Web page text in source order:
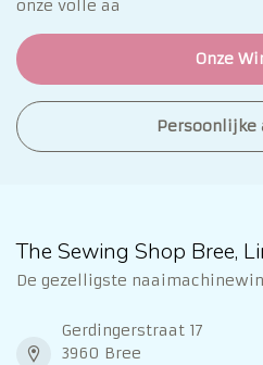
onze volle aa
Onze
Persoonlijke
The Sewing Shop Bree,
De gezelligste
Gerdingerstraat 17
3960 Bree